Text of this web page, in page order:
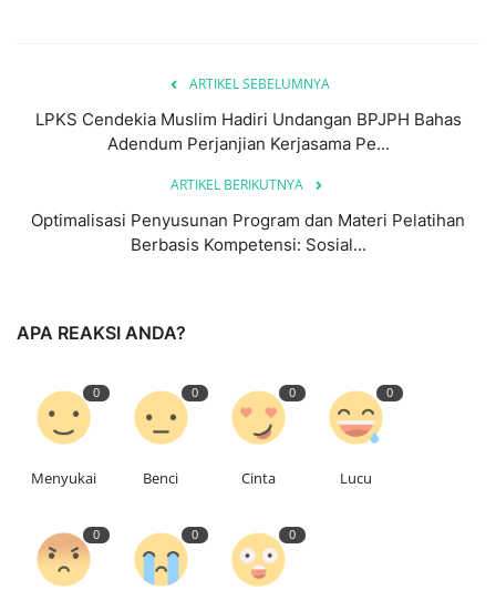
ARTIKEL SEBELUMNYA
LPKS Cendekia Muslim Hadiri Undangan BPJPH Bahas
Adendum Perjanjian Kerjasama Pe...
ARTIKEL BERIKUTNYA
Optimalisasi Penyusunan Program dan Materi Pelatihan
Berbasis Kompetensi: Sosial...
APA REAKSI ANDA?
0
Menyukai
0
Benci
0
Cinta
0
Lucu
0 0 0